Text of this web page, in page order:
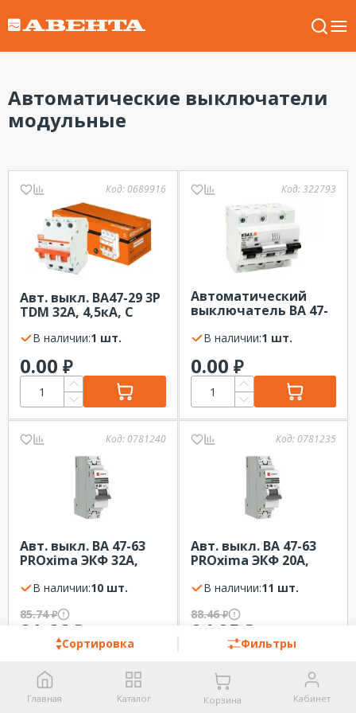
Автоматические выключатели
модульные
Сортировка Фильтры
Код: 0689916
Авт. выкл. ВА47-29 3P
TDM 32А, 4,5кА, С
В наличии: 1 шт.
0.00 ₽
Код:322793
Автоматический
выключатель ВА 47-
10кА КЭАЗ
В наличии: 1 шт.
0.00 ₽
Код: 0781240
Авт. выкл. ВА 47-63
PROxima ЭКФ 32А,
В наличии:
10 шт.
85.74₽
81.66 ₽
Код: 0781235
Авт. выкл. ВА 47-63
PROxima ЭКФ 20А,
В наличии:
11 шт.
88.46₽
84.25 ₽
Код:101015 Код:315441
Главная Каталог Корзина Кабинет